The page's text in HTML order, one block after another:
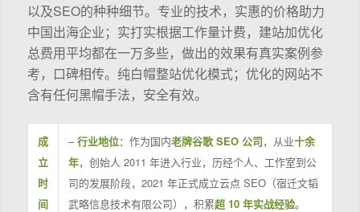
以及SEO的种种细节。专业的技术，实惠的价格助力
中国出海企业；实打实根据工作量计费，建站加优化
总费用平均都在一万多些，做出的效果有真实案例参
考，口碑相传。纯白帽整站优化模式；优化的网站不
含有任何黑帽手法，安全有效。
成
立
时
间
–行业地位：作为国内老牌谷歌 SEO 公司，从业十余
年，创始人 2011 年进入行业，历经个人、工作室到公
司的发展阶段，2021 年正式成立云点 SEO（宿迁文韬
武略信息技术有限公司），积累超 10 年实战经验。